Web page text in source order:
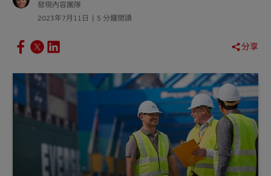
發現內容團隊
2023年7月11日
5 分鐘閱讀
分享